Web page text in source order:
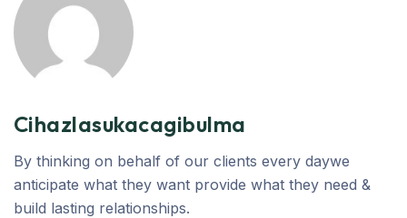
Cihazlasukacagibulma
By thinking on behalf of our clients every daywe
anticipate what they want provide what they need &
build lasting relationships.